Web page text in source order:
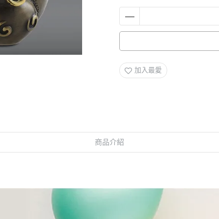
加入最愛
商品介紹